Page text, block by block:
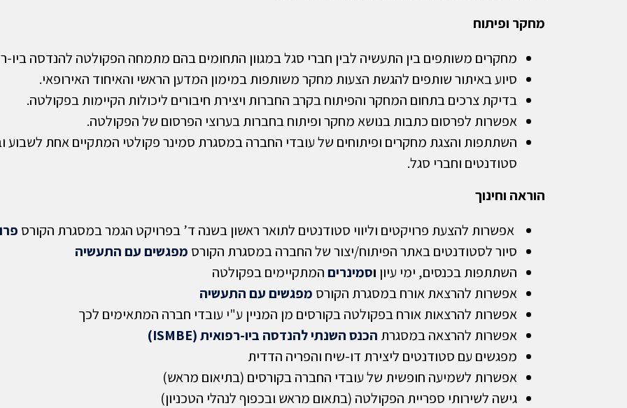
מחקר ופיתוח
מחקרים משותפים בין התעשיה לבין חברי סגל במגוון התחומים בהם מתמחה הפקולטה להנדסה ביו-
סיוע באיתור שותפים להגשת הצעות מחקר משותפות במימון המדען הראשי והאיחוד האירופאי.
בדיקת צרכים בתחום המחקר והפיתוח בקרב החברות ויצירת חיבורים ליכולות הקיימות בפקולטה.
אפשרות לפרסום כתבות בנושא מחקר ופיתוח בחברות בערוצי הפרסום של הפקולטה.
השתתפות והצגת מחקרים ופיתוחים של עובדי החברה במסגרת סמינר פקולטי המתקיים אחת לשבוע
סטודנטים וחברי סגל.
הוראה וחינוך
אפשרות להצעת פרויקטים וליווי סטודנטים לתואר ראשון בשנה ד’ בפרויקט הגמר במסגרת הקורס
סיור לסטודנטים באתר הפיתוח/יצור של החברה במסגרת הקורס מפגשים עם התעשיה
השתתפות בכנסים, ימי עיון וסמינריםהמתקיימים בפקולטה
אפשרות להרצאת אורח במסגרת הקורס מפגשים עם התעשיה
אפשרות להרצאות אורח בפקולטה בקורסים מן המניין ע"י עובדי חברה המתאימים לכך
אפשרות להרצאה במסגרת הכנס השנתי להנדסה ביו-רפואית (ISMBE)
מפגשים עם סטודנטים ליצירת דו-שיח והפריה הדדית
אפשרות לשמיעה חופשית של עובדי החברה בקורסים (בתיאום מראש)
גישה לשירותי ספריית הפקולטה (בתאום מראש ובכפוף לנהלי הטכניון)